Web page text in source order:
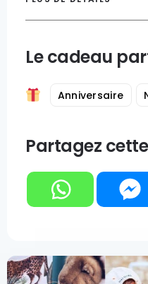
Le cadeau
Anniversaire
Partagez